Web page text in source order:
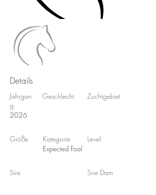
Details
Jahrgan
g
2026
Geschlecht
Größe
Kategorie
Expected Foal
Sire
Zuchtgebiet
Level
Sire Dam